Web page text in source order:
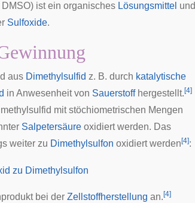
ist ein organisches Lösungsmittel und
Sulfoxide.
aus Dimethylsulfid z. B. durch katalytische
in Anwesenheit von Sauerstoffhergestellt. [4]
mit stöchiometrischen Mengen
Salpetersäure oxidiert werden. Das
weiter zu Dimethylsulfon oxidiert werden [4]:
bei der Zellstoffherstellung an.[4]